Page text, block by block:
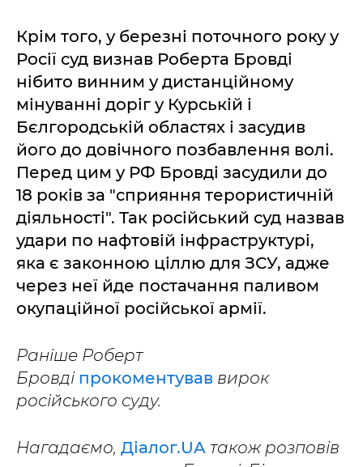
Крім того, у березні поточного року у
Росії суд визнав Роберта Бровді
нібито винним у дистанційному
мінуванні доріг у Курській і
Бєлгородській областях і засудив
його до довічного позбавлення волі.
Перед цим у РФ Бровді засудили до
18 років за "сприяння терористичній
діяльності". Так російський суд назвав
удари по нафтовій інфраструктурі,
яка є законною ціллю для ЗСУ, адже
через неї йде постачання паливом
окупаційної російської армії.
Раніше Роберт
Бровді прокоментував вирок
російського суду.
Нагадаємо, Діалог.UA також розповів